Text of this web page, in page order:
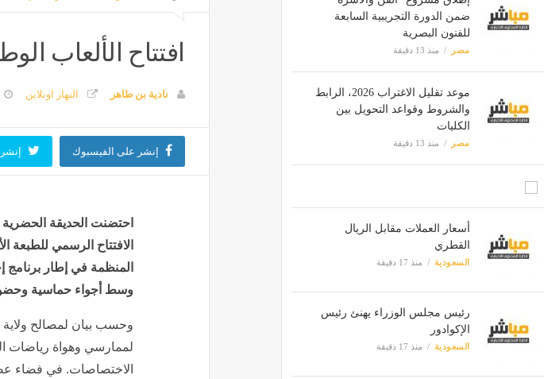
ضمن الدورة التجريبية السابعة
للفنون البصرية
مصر منذ 13 دقيقة
موعد تقليل الاغتراب 2026، الرابط
والشروط وقواعد التحويل بين
الكليات
مصر منذ 13 دقيقة
أسعار العملات مقابل الريال
القطري
السعودية منذ 17 دقيقة
رئيس مجلس الوزراء يهنئ رئيس
الإكوادور
السعودية منذ 17 دقيقة
افتتاح الألعاب
نادية بن طاهر النهار اونلاين
إنشر على الفيسبوك
احتضنت الحديقة
الافتتاح الرسمي للطبعة
المنظمة في إطار برنامج
وسط أجواء حماسية
وحسب بيان لمصالح
لممارسي وهواة رياضات
الاختصاصات. في فضاء